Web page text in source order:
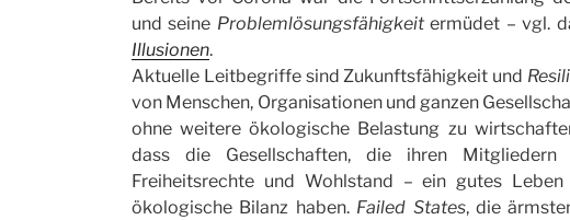
und seine Problemlösungsfähigkeitermüdet – vgl.
Illusionen.
Aktuelle Leitbegriffe sind Zukunftsfähigkeit und
von Menschen, Organisationen und ganzen
ohne weitere ökologische Belastung zu
dass die Gesellschaften, die ihren Mitgliedern
Freiheitsrechte und Wohlstand – ein gutes
ökologische Bilanz haben. Failed States, die